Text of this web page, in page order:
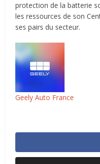
protection de la batterie
les ressources de son
ses pairs du secteur.
Geely Auto France